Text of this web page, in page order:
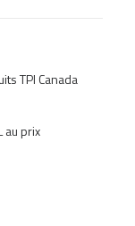
TPI Canada
au prix